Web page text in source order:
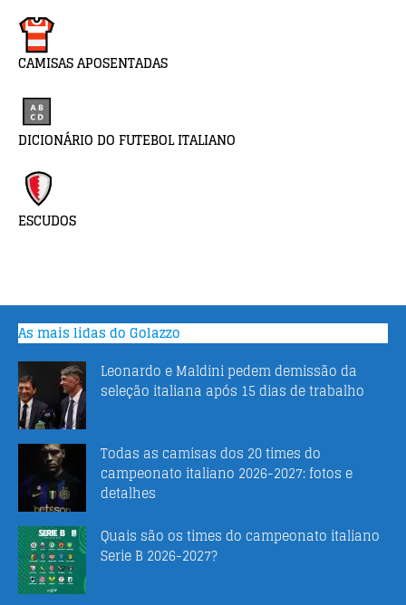
CAMISAS APOSENTADAS
DICIONÁRIO DO FUTEBOL ITALIANO
ESCUDOS
As mais lidas do Golazzo
Leonardo e Maldini pedem demissão da
seleção italiana após 15 dias de trabalho
Todas as camisas dos 20 times do
campeonato italiano 2026-2027: fotos e
detalhes
Quais são os times do campeonato italiano
Serie B 2026-2027?